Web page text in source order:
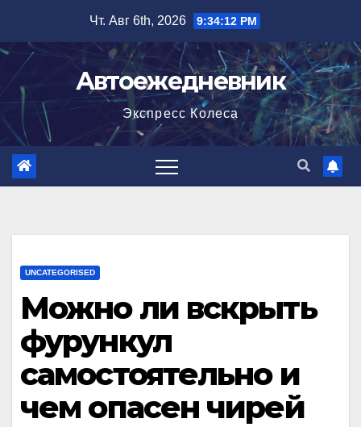
содержимому
Чт. Авг 6th, 2026 9:34:13 PM
Автоежедневник
Экспресс Колеса
UNCATEGORISED
Можно ли вскрыть
фурункул
самостоятельно и
чем опасен чирей